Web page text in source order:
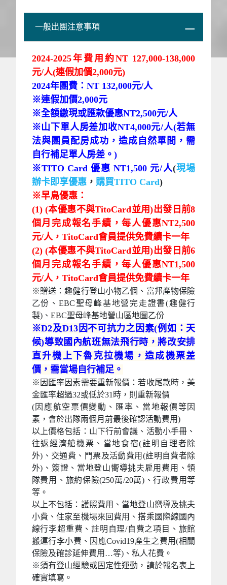
一般出團注意事項
2024-2025年費用約NT 127,000-138,000
元/人(連假加價2,000元)
2024年團費：NT 132,000元/人
※連假加價2,000元
※全額繳現或匯款優惠NT2,500元/人
※山下單人房差加收NT4,000元/人(若無
法與團員配房成功，造成自然單間，需
自行補足單人房差。)
※TITO Card 優惠 NT1,500 元/人(現場
辦卡即享優惠， 購買TITO Card)
※早鳥優惠：
(1) (本優惠不與TitoCard並用)出發日前8
個月完成報名手續，每人優惠NT2,500
元/人，TitoCard會員提供免費續卡一年
(2) (本優惠不與TitoCard並用)出發日前6
個月完成報名手續，每人優惠NT1,500
元/人，TitoCard會員提供免費續卡一年
※贈送：趣健行登山小物乙個、富邦產物保險
乙份、EBC聖母峰基地營完走證書(趣健行
製)、EBC聖母峰基地營山區地圖乙份
※D2及D13因不可抗力之因素(例如：天
候)導致國內航班無法飛行時，將改安排
直升機上下魯克拉機場，造成機票差
價，需當場自行補足。
※因匯率因素需要重新報價：若收尾款時，美
金匯率超過32或低於31時，則重新報價
(因應航空票價變動、匯率、當地報價等因
素，會於出隊兩個月前最後確認活動費用)
以上價格包括：山下行前會議、活動小手冊、
往返經濟艙機票、當地食宿(註明自理者除
外)、交通費、門票及活動費用(註明自費者除
外)、簽證、當地登山嚮導挑夫雇用費用、領
隊費用、旅約保險(250萬/20萬)、行政費用等
等。
以上不包括：護照費用、當地登山嚮導及挑夫
小費、住家至機場來回費用、搭乘國際線國內
線行李超重費、註明自理/自費之項目、旅館
搬運行李小費、因應Covid19產生之費用(相關
保險及確診延伸費用…等)、私人花費。
※須有登山經驗或固定性運動，請於報名表上
確實填寫。